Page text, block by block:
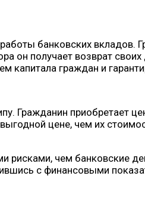
банковских
он получает возврат
граждан и
Гражданин приобретает
цене, чем их
чем банковские
с финансовыми